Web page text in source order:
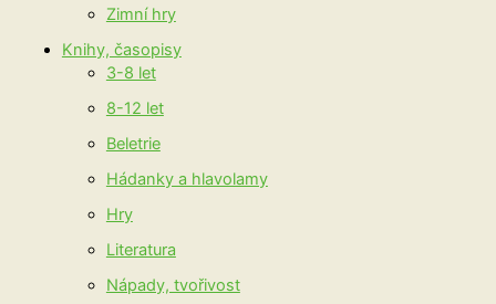
Zimní hry
Knihy, časopisy
3-8 let
8-12 let
Beletrie
Hádanky a hlavolamy
Hry
Literatura
Nápady, tvořivost